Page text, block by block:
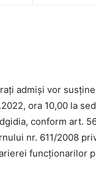
admişi vor
ora 10,00 la
conform art.
nr. 611/2008
funcționarilor